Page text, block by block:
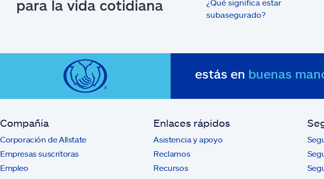
para la vida cotidiana
¿Qué significa estar
subasegurado?
estás en buenas
Compañía
Corporación de Allstate
Empresas suscritoras
Empleo
Enlaces rápidos
Asistencia y apoyo
Reclamos
Recursos